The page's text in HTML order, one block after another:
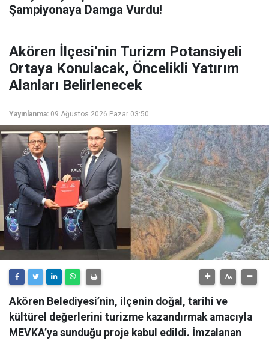
Şampiyonaya Damga Vurdu!
Akören İlçesi’nin Turizm Potansiyeli
Ortaya Konulacak, Öncelikli Yatırım
Alanları Belirlenecek
Yayınlanma: 09 Ağustos 2026 Pazar 03:50
Akören Belediyesi’nin, ilçenin doğal, tarihi ve
kültürel değerlerini turizme kazandırmak amacıyla
MEVKA’ya sunduğu proje kabul edildi. İmzalanan